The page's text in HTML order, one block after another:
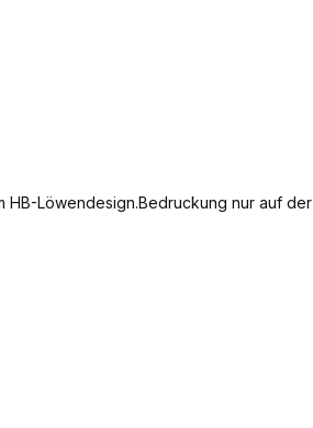
HB-Löwendesign.Bedruckung nur auf